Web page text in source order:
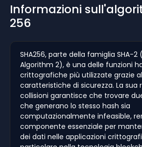
Informazioni
256
SHA256, parte della famiglia SHA-2
Algorithm 2), è una delle funzioni
crittografiche più utilizzate grazie
caratteristiche di sicurezza. La sua
collisioni garantisce che trovare
che generano lo stesso hash sia
computazionalmente infeasible,
componente essenziale per
dei dati nelle applicazioni